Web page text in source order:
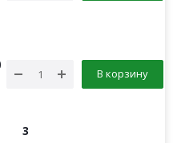
В корзину
3